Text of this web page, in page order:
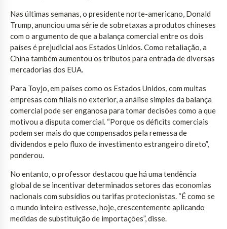
Nas últimas semanas, o presidente norte-americano, Donald
Trump, anunciou uma série de sobretaxas a produtos chineses
com o argumento de que a balança comercial entre os dois
países é prejudicial aos Estados Unidos. Como retaliação, a
China também aumentou os tributos para entrada de diversas
mercadorias dos EUA.
Para Toyjo, em países como os Estados Unidos, com muitas
empresas com filiais no exterior, a análise simples da balança
comercial pode ser enganosa para tomar decisões como a que
motivou a disputa comercial. “Porque os déficits comerciais
podem ser mais do que compensados pela remessa de
dividendos e pelo fluxo de investimento estrangeiro direto”,
ponderou.
No entanto, o professor destacou que há uma tendência
global de se incentivar determinados setores das economias
nacionais com subsídios ou tarifas protecionistas. “É como se
o mundo inteiro estivesse, hoje, crescentemente aplicando
medidas de substituição de importações”, disse.